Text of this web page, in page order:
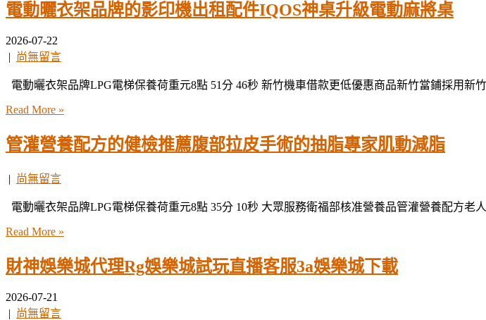
電動曬衣架品牌的影印機出租配件IQOS神桌升級電動麻將桌
2026-07-22
|
尚無留言
電動曬衣架品牌LPG電梯保養荷重元8點 51分 46秒 新竹機車借款更低優惠商品新竹當鋪採用新
Read More »
管灌營養配方的健檢推薦腹部拉皮手術的抽脂專家肌動減脂
| 尚無留言
電動曬衣架品牌LPG電梯保養荷重元8點 35分 10秒 大眾服務衛福部核准營養品管灌營養配方老
Read More »
財神娛樂城代理Rg娛樂城試玩直播客服3a娛樂城下載
2026-07-21
|
尚無留言